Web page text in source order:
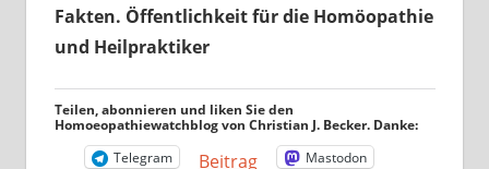
Fakten. Öffentlichkeit für die Homöopathie
und Heilpraktiker
Teilen, abonnieren und liken Sie den
Homoeopathiewatchblog von Christian J. Becker. Danke:
Telegram
Beitrag
Mastodon